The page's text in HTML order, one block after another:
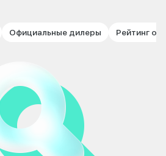
Официальные дилеры Рейтинг